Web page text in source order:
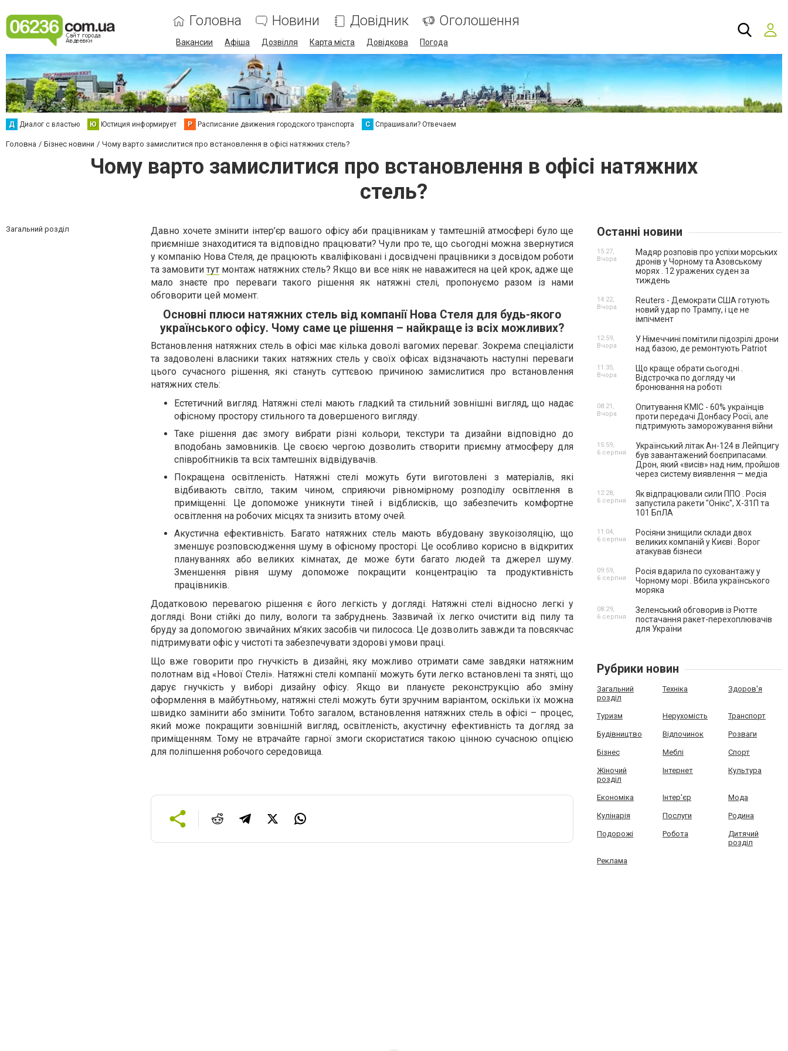
Головна Новини Довідник Оголошення
Вакансии Афіша Дозвілля Карта міста Довідкова Погода
Д Диалог с властью Ю Юстиция информирует Р Расписание движения городского транспорта С Спрашивали? Отвечаем
Головна Бізнес новини Чому варто замислитися про встановлення в офісі натяжних стель?
Чому варто замислитися про встановлення в офісі натяжних
стель?
Загальний розділ
Давно хочете змінити інтер’єр вашого офісу аби працівникам у тамтешній атмосфері було ще
приємніше знаходитися та відповідно працювати? Чули про те, що сьогодні можна звернутися
у компанію Нова Стеля, де працюють кваліфіковані і досвідчені працівники з досвідом роботи
та замовититут монтаж натяжних стель? Якщо ви все ніяк не наважитеся на цей крок, адже ще
мало знаєте про переваги такого рішення як натяжні стелі, пропонуємо разом із нами
обговорити цей момент.
Основні плюси натяжних стель від компанії Нова Стеля для будь-якого
українського офісу. Чому саме це рішення – найкраще із всіх можливих?
Встановлення натяжних стель в офісі має кілька доволі вагомих переваг. Зокрема спеціалісти
та задоволені власники таких натяжних стель у своїх офісах відзначають наступні переваги
цього сучасного рішення, які стануть суттєвою причиною замислитися про встановлення
натяжних стель:
Естетичний вигляд. Натяжні стелі мають гладкий та стильний зовнішні вигляд, що надає
офісному простору стильного та довершеного вигляду.
Таке рішення дає змогу вибрати різні кольори, текстури та дизайни відповідно до
вподобань замовників. Це своєю чергою дозволить створити приємну атмосферу для
співробітників та всіх тамтешніх відвідувачів.
Покращена освітленість. Натяжні стелі можуть бути виготовлені з матеріалів, які
відбивають світло, таким чином, сприяючи рівномірному розподілу освітлення в
приміщенні. Це допоможе уникнути тіней і відблисків, що забезпечить комфортне
освітлення на робочих місцях та знизить втому очей.
Акустична ефективність. Багато натяжних стель мають вбудовану звукоізоляцію, що
зменшує розповсюдження шуму в офісному просторі. Це особливо корисно в відкритих
плануваннях або великих кімнатах, де може бути багато людей та джерел шуму.
Зменшення рівня шуму допоможе покращити концентрацію та продуктивність
працівників.
Додатковою перевагою рішення є його легкість у догляді. Натяжні стелі відносно легкі у
догляді. Вони стійкі до пилу, вологи та забруднень. Зазвичай їх легко очистити від пилу та
бруду за допомогою звичайних м'яких засобів чи пилососа. Це дозволить завжди та повсякчас
підтримувати офіс у чистоті та забезпечувати здорові умови праці.
Що вже говорити про гнучкість в дизайні, яку можливо отримати саме завдяки натяжним
полотнам від «Нової Стелі». Натяжні стелі компанії можуть бути легко встановлені та зняті, що
дарує гнучкість у виборі дизайну офісу. Якщо ви плануєте реконструкцію або зміну
оформлення в майбутньому, натяжні стелі можуть бути зручним варіантом, оскільки їх можна
швидко замінити або змінити. Тобто загалом, встановлення натяжних стель в офісі – процес,
який може покращити зовнішній вигляд, освітленість, акустичну ефективність та догляд за
приміщенням. Тому не втрачайте гарної змоги скористатися такою цінною сучасною опцією
для поліпшення робочого середовища.
Останні новини
Мадяр розповів про успіхи морських
дронів у Чорному та Азовському
морях . 12 уражених суден за
тиждень
15:27,
Вчора
Reuters - Демократи США готують
новий удар по Трампу, і це не
імпічмент
14:22,
Вчора
У Німеччині помітили підозрілі дрони
над базою, де ремонтують Patriot
12:59,
Вчора
Що краще обрати сьогодні .
Відстрочка по догляду чи
бронювання на роботі
11:35,
Вчора
Опитування КМІС - 60% українців
проти передачі Донбасу Росії, але
підтримують заморожування війни
08:21,
Вчора
Український літак Ан-124 в Лейпцигу
був завантажений боєприпасами.
Дрон, який «висів» над ним, пройшов
через систему виявлення — медіа
15:59,
6 серпня
Як відпрацювали сили ППО . Росія
запустила ракети "Онікс", Х-31П та
101 БпЛА
12:28,
6 серпня
Росіяни знищили склади двох
великих компаній у Києві . Ворог
атакував бізнеси
11:04,
6 серпня
Росія вдарила по суховантажу у
Чорному морі . Вбила українського
моряка
09:59,
6 серпня
Зеленський обговорив із Рютте
постачання ракет-перехоплювачів
для України
08:29,
6 серпня
Рубрики новин
Загальний
розділ
Техніка Здоров'я
Туризм Нерухомість Транспорт
Будівництво Відпочинок Розваги
Бізнес Меблі Спорт
Жіночий
розділ
Інтернет Культура
Економіка Інтер'єр Мода
Кулінарія Послуги Родина
Подорожі Робота
Дитячий
розділ
Реклама